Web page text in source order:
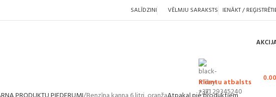
SALĪDZINI VĒLMJU SARAKSTS IENĀKT /
Klientu atbalsts
+371 29345240
0.00